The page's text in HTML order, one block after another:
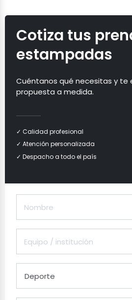
Cotiza tus
estampadas
Cuéntanos qué necesitas y te
propuesta a medida.
✓ Calidad profesional
✓ Atención personalizada
✓ Despacho a todo el país